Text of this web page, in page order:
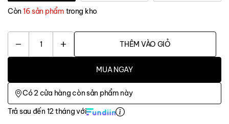
Còn 16 sản phẩm trong kho
1 THÊM VÀO GIỎ
MUA NGAY
Có2cửa hàng còn sản phẩm này
Trả sau đến 12 tháng với